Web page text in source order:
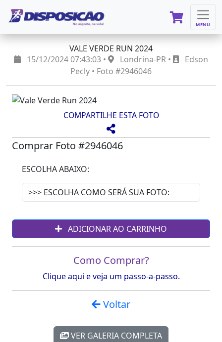
MENU
VALE VERDE RUN 2024
15/12/2024 07:43:03 •
Londrina-PR •
Edson
Pecly • Foto #2946046
COMPARTILHE ESTA FOTO
Comprar Foto #2946046
ESCOLHA ABAIXO:
ADICIONAR AO CARRINHO
Como Comprar?
Clique aqui e veja um passo-a-passo.
Voltar
VER GALERIA COMPLETA